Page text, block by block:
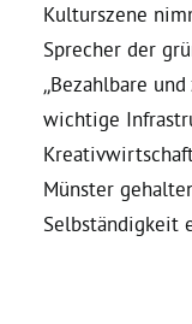
Kontakt
Kulturszene
Sprecher der
„Bezahlbare
wichtige
Münster
Selbständigkeit